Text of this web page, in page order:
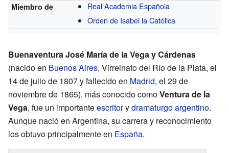
Miembro de
Real Academia Española
Orden de Isabel la Católica
Buenaventura José María de la Vega y Cárdenas
(nacido en Buenos Aires, Virreinato del Río de la Plata, el
14 de julio de 1807 y fallecido en Madrid, el 29 de
noviembre de 1865), más conocido comoVentura de la
Vega, fue un importanteescritorydramaturgoargentino.
Aunque nació en Argentina, su carrera y reconocimiento
los obtuvo principalmente en España.